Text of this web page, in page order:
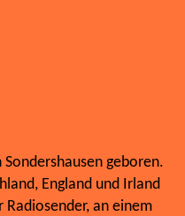
geboren.
England und Irland
an einem